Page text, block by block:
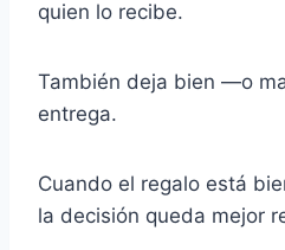
quien lo recibe.
También deja bien —o
entrega.
Cuando el regalo está
la decisión queda mejor